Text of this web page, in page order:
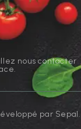
nous contacter
par Sepal.